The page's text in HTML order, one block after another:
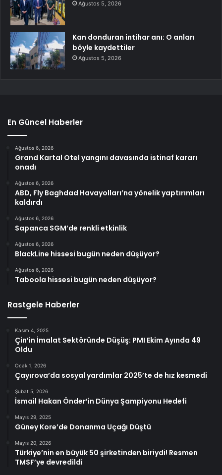
Ağustos 5, 2026
Kan donduran intihar anı: O anları
böyle kaydettiler
Ağustos 5, 2026
En Güncel Haberler
Ağustos 6, 2026
Grand Kartal Otel yangını davasında istinaf kararı
onadı
Ağustos 6, 2026
ABD, Fly Baghdad Havayolları’na yönelik yaptırımları
kaldırdı
Ağustos 6, 2026
Sapanca SGM’de renkli etkinlik
Ağustos 6, 2026
BlackLine hissesi bugün neden düşüyor?
Ağustos 6, 2026
Taboola hissesi bugün neden düşüyor?
Rastgele Haberler
Kasım 4, 2025
Çin’in İmalat Sektöründe Düşüş: PMI Ekim Ayında 49
Oldu
Ocak 1, 2026
Çayırova’da sosyal yardımlar 2025’te de hız kesmedi
Şubat 5, 2026
İsmail Hakan Önder’in Dünya Şampiyonu Hedefi
Mayıs 29, 2025
Güney Kore’de Donanma Uçağı Düştü
Mayıs 20, 2026
Türkiye’nin en büyük 50 şirketinden biriydi! Resmen
TMSF’ye devredildi